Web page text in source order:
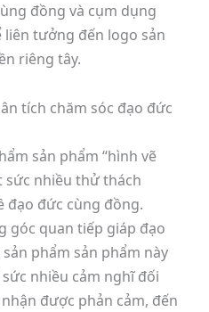
đồng và cụm dụng
tưởng đến logo sản
riêng tây.
tích chăm sóc đạo đức
sản phẩm “hình vẽ
sức nhiều thử thách
đạo đức cùng đồng.
góc quan tiếp giáp đạo
phẩm sản phẩm này
nhiều cảm nghĩ đối
được phản cảm, đến